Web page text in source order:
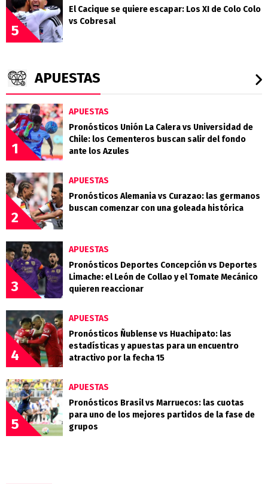
5
El Cacique se quiere escapar: Los XI de Colo Colo
vs Cobresal
APUESTAS
1
APUESTAS
Pronósticos Unión La Calera vs Universidad de
Chile: los Cementeros buscan salir del fondo
ante los Azules
2
APUESTAS
Pronósticos Alemania vs Curazao: las germanos
buscan comenzar con una goleada histórica
3
APUESTAS
Pronósticos Deportes Concepción vs Deportes
Limache: el León de Collao y el Tomate Mecánico
quieren reaccionar
4
APUESTAS
Pronósticos Ñublense vs Huachipato: las
estadísticas y apuestas para un encuentro
atractivo por la fecha 15
5
APUESTAS
Pronósticos Brasil vs Marruecos: las cuotas
para uno de los mejores partidos de la fase de
grupos